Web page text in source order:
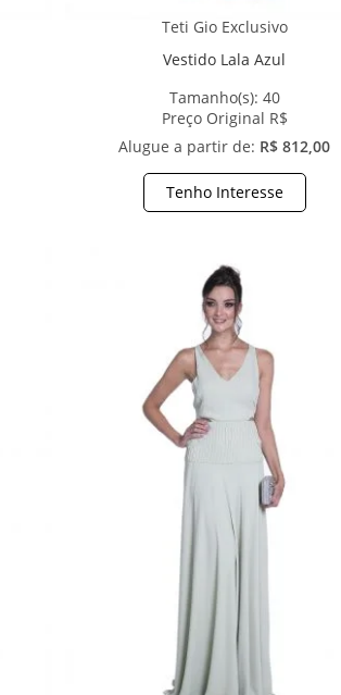
Teti Gio Exclusivo
Vestido Lala Azul
Tamanho(s): 40
Preço Original R$
Alugue a partir de: R$ 812,00
Tenho Interesse